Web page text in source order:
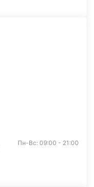
Пн-Вс: 09:00 - 21:00